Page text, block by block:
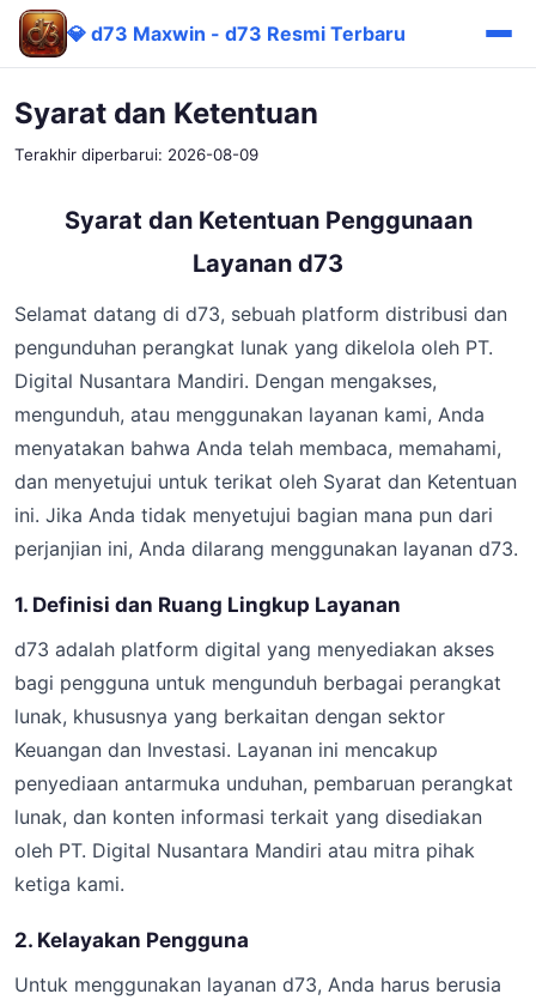
💎 d73 Maxwin - d73 Resmi Terbaru
Syarat dan Ketentuan
Terakhir diperbarui: 2026-08-09
Syarat dan Ketentuan Penggunaan
Layanan d73
Selamat datang di d73, sebuah platform distribusi dan
pengunduhan perangkat lunak yang dikelola oleh PT.
Digital Nusantara Mandiri. Dengan mengakses,
mengunduh, atau menggunakan layanan kami, Anda
menyatakan bahwa Anda telah membaca, memahami,
dan menyetujui untuk terikat oleh Syarat dan Ketentuan
ini. Jika Anda tidak menyetujui bagian mana pun dari
perjanjian ini, Anda dilarang menggunakan layanan d73.
1. Definisi dan Ruang Lingkup Layanan
d73 adalah platform digital yang menyediakan akses
bagi pengguna untuk mengunduh berbagai perangkat
lunak, khususnya yang berkaitan dengan sektor
Keuangan dan Investasi. Layanan ini mencakup
penyediaan antarmuka unduhan, pembaruan perangkat
lunak, dan konten informasi terkait yang disediakan
oleh PT. Digital Nusantara Mandiri atau mitra pihak
ketiga kami.
2. Kelayakan Pengguna
Untuk menggunakan layanan d73, Anda harus berusia